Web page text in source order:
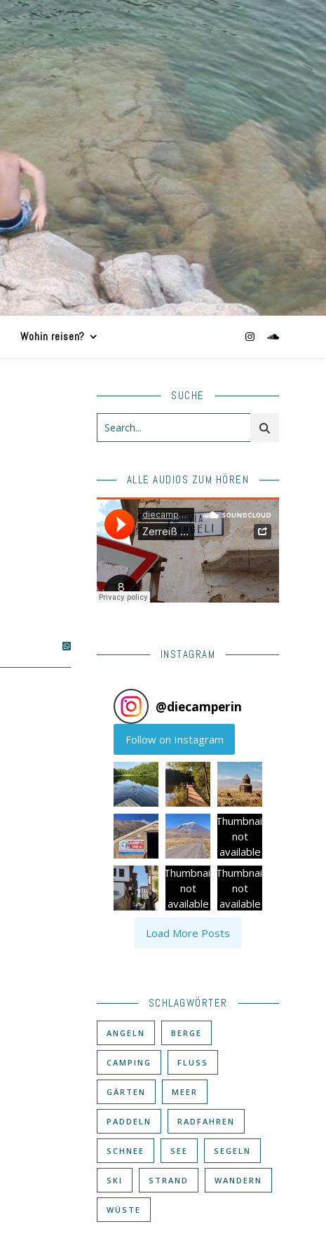
Wohin reisen?
SUCHE
ALLE AUDIOS ZUM HÖREN
INSTAGRAM
@diecamperin
Follow on Instagram
Thumbnail
not
available
Thumbnail
not
available
Thumbnail
not
available
Load More Posts
SCHLAGWÖRTER
ANGELN BERGE
CAMPING FLUSS
GÄRTEN MEER
PADDELN RADFAHREN
SCHNEE SEE SEGELN
SKI STRAND WANDERN
WÜSTE